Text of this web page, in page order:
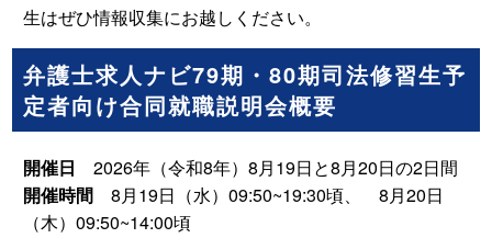
生はぜひ情報収集にお越しください。
弁護士求人ナビ79期・80期司法修習生予
定者向け合同就職説明会概要
開催日 2026年（令和8年）8月19日と8月20日の2日間
開催時間 8月19日（水）09:50~19:30頃、 8月20日
（木）09:50~14:00頃